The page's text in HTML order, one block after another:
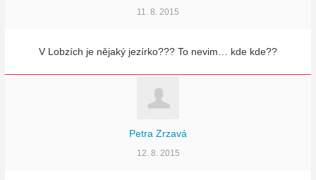
11. 8. 2015
V Lobzích je nějaký jezírko??? To nevim… kde kde??
Petra Zrzavá
12. 8. 2015